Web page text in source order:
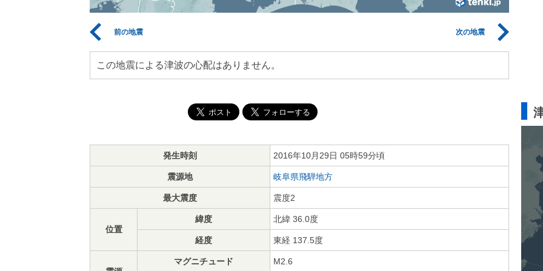
前の地震 次の地震
この地震による津波の心配はありません。
発生時刻 2016年10月29日 05時59分頃
震源地 岐阜県飛騨地方
最大震度 震度2
位置
緯度 北緯 36.0度
経度 東経 137.5度
マグニチュード M2.6